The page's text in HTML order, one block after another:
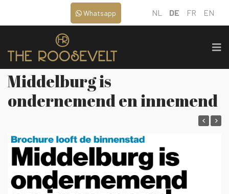
NL DE FR EN
Whatsapp
Middelburg is
ondernemend en innemend